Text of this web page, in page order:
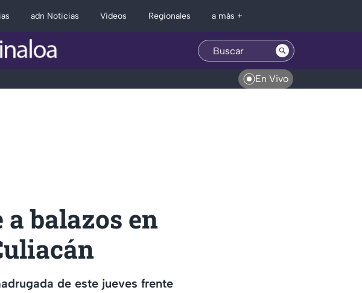
adn Noticias Videos Regionales a más +
En Vivo
balazos en
de este jueves frente